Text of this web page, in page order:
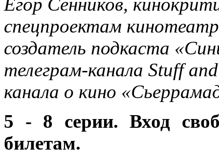
спецпроектам
создатель подкаста
телеграм-канала Stuff
канала о кино
5 - 8 серии. Вход
билетам.